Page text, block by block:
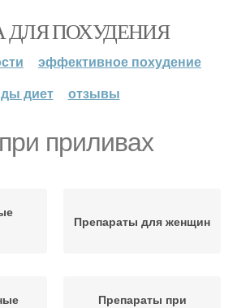
ДЛЯ ПОХУДЕНИЯ
эффективное похудение
диет
отзывы
приливах
Препараты для женщин
Препараты при